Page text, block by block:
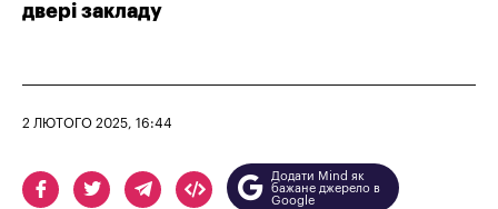
двері закладу
2 ЛЮТОГО 2025, 16:44
Додати Mind як
бажане джерело в
Google